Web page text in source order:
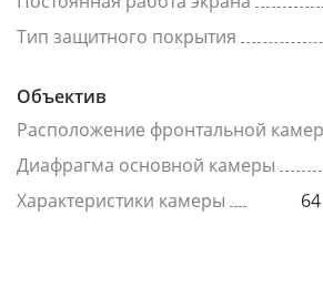
Тип защитного покрытия
Объектив
Расположение фронтальной
Диафрагма основной камеры
Характеристики камеры